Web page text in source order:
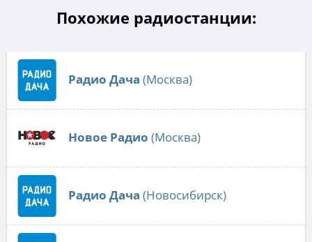
Похожие радиостанции:
Радио Дача (Москва)
Новое Радио (Москва)
Радио Дача (Новосибирск)